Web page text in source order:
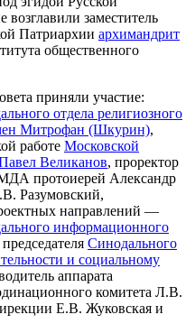
заместитель
Патриархии архимандрит
общественного
приняли участие:
отдела религиозного
Митрофан (Шкурин),
работе Московской
Великанов, проректор
протоиерей Александр
Разумовский,
направлений —
информационного
Синодального
и социальному
аппарата
комитета Л.В.
Е.В. Жуковская и